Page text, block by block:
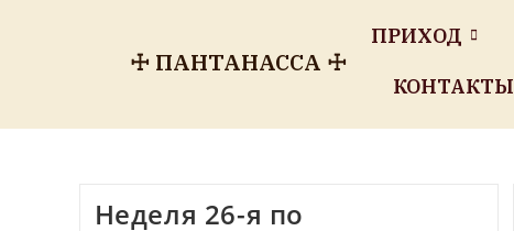
☩ ПАНТАНАССА ☩
ПРИХОД
КОНТАКТЫ
Неделя 26-я по